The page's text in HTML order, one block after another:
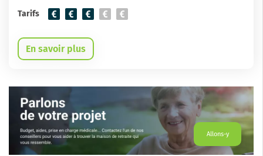
Tarifs
En savoir plus
Allons-y